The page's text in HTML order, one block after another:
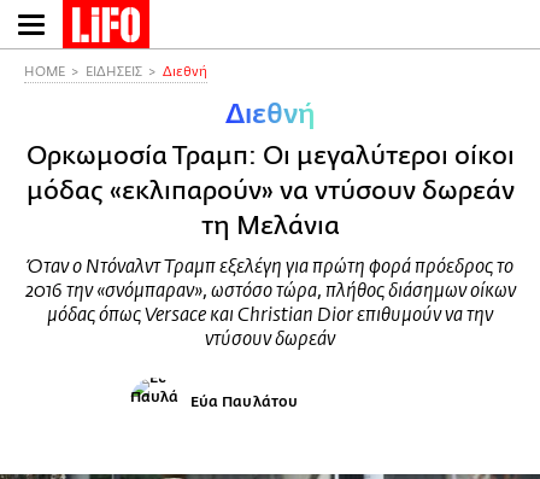
Παράκαμψη
προς
HOME ΕΙΔΗΣΕΙΣ Διεθνή
Διεθνή
Ορκωμοσία Τραμπ: Οι μεγαλύτεροι οίκοι
μόδας «εκλιπαρούν» να ντύσουν δωρεάν
τη Μελάνια
Όταν ο Ντόναλντ Τραμπ εξελέγη για πρώτη φορά πρόεδρος το
2016 την «σνόμπαραν», ωστόσο τώρα, πλήθος διάσημων οίκων
μόδας όπως Versace και Christian Dior επιθυμούν να την
ντύσουν δωρεάν
Εύα Παυλάτου